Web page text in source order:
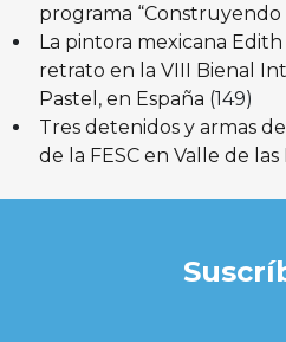
programa “Construyendo
La pintora mexicana
retrato en la VIII Bienal
Pastel, en España (149)
Tres detenidos y armas
de la FESC en Valle de las